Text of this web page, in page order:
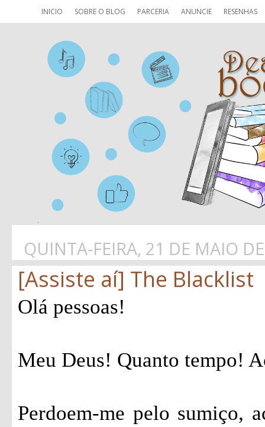
INICIO SOBRE O BLOG PARCERIA ANUNCIE RESENHAS
QUINTA-FEIRA, 21 DE MAIO
[Assiste aí] The Blacklist
Olá pessoas!
Meu Deus! Quanto tempo!
Perdoem-me pelo sumiço,